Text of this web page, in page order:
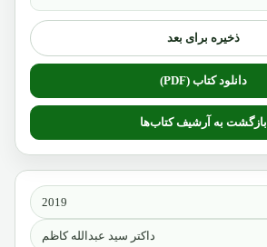
2019
داکتر سید عبدالله کاظم
ذخیره برای بعد
دانلود کتاب (PDF)
بازگشت به آرشیف کتاب‌ها